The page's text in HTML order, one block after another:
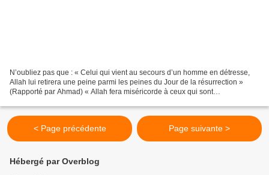
N’oubliez pas que : « Celui qui vient au secours d’un homme en détresse,
Allah lui retirera une peine parmi les peines du Jour de la résurrection »
(Rapporté par Ahmad) « Allah fera miséricorde à ceux qui sont
< Page précédente Page suivante >
Hébergé par Overblog